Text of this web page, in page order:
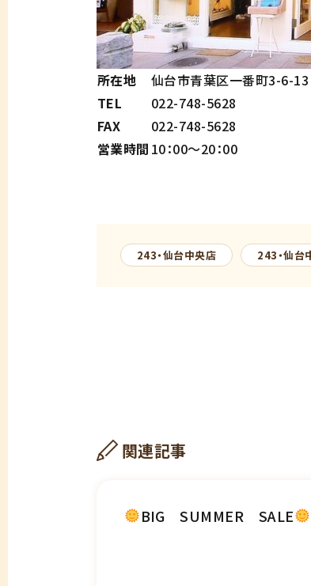
所在地
仙台市青葉区一番町3-6-13
TEL
022-748-5628
FAX
022-748-5628
営業時間 10：00～20：00
243・仙台中央店 243・仙台
関連記事
BIG SUMMER SALE